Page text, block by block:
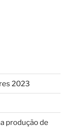
2023
produção de